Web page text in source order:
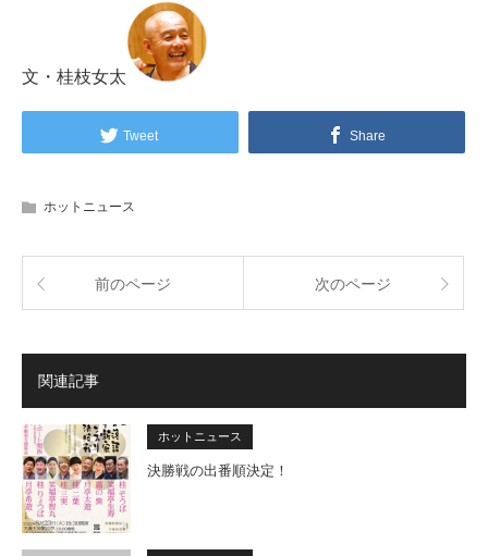
文・桂枝女太
Tweet Share
ホットニュース
前のページ 次のページ
関連記事
ホットニュース
決勝戦の出番順決定！